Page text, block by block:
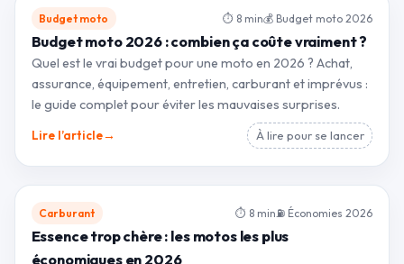
Budget moto ⏱ 8 min💰 Budget moto 2026
Budget moto 2026 : combien ça coûte vraiment ?
Quel est le vrai budget pour une moto en 2026 ? Achat,
assurance, équipement, entretien, carburant et imprévus :
le guide complet pour éviter les mauvaises surprises.
Lire l’article→ À lire pour se lancer
Carburant ⏱ 8 min ⛽ Économies 2026
Essence trop chère : les motos les plus
économiques en 2026